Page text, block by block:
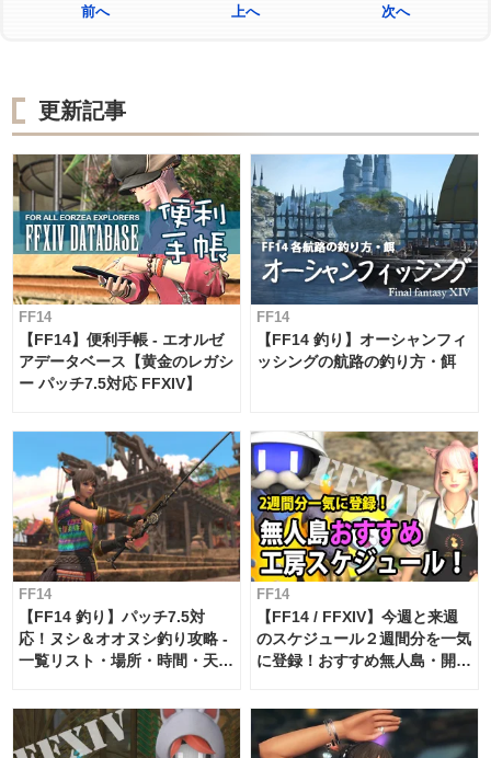
前へ 上へ 次へ
更新記事
FF14
【FF14】便利手帳 - エオルゼ
アデータベース【黄金のレガシ
ー パッチ7.5対応 FFXIV】
FF14
【FF14 釣り】オーシャンフィ
ッシングの航路の釣り方・餌
FF14
【FF14 釣り】パッチ7.5対
応！ヌシ＆オオヌシ釣り攻略 -
一覧リスト・場所・時間・天
FF14
【FF14 / FFXIV】今週と来週
のスケジュール２週間分を一気
に登録！おすすめ無人島・開拓